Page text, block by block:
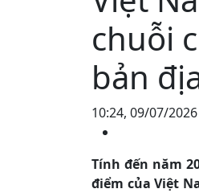
chuỗi
bản
10:24, 09/07/2026
Tính đến năm
điểm của Việt